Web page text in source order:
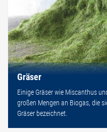
Gräser
Einige Gräser wie Miscanthus
großen Mengen an Biogas, die
Gräser bezeichnet.